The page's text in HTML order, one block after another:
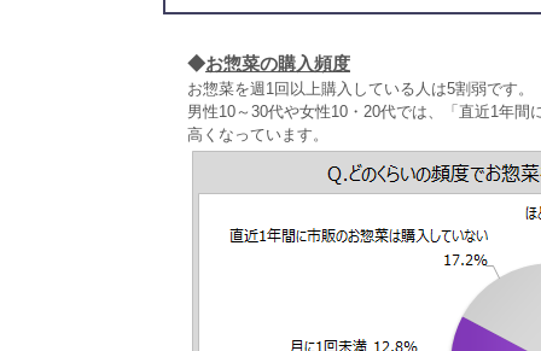
◆お惣菜の購入頻度
お惣菜を週1回以上購入している人は5割弱です。
男性10～30代や女性10・20代では、「直近1年
高くなっています。